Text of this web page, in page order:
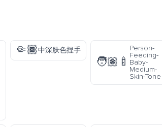
🤏🏾中深肤色捏手
🧑🏽‍🍼
Person-
Feeding-
Baby-
Medium-
Skin-Tone